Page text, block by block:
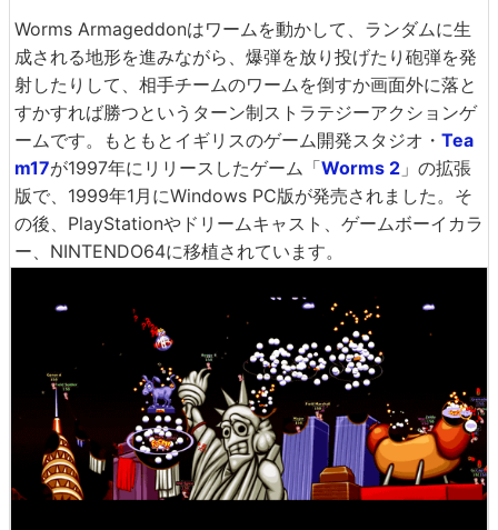
Worms Armageddonはワームを動かして、ランダムに生
成される地形を進みながら、爆弾を放り投げたり砲弾を発
射したりして、相手チームのワームを倒すか画面外に落と
すかすれば勝つというターン制ストラテジーアクションゲ
ームです。もともとイギリスのゲーム開発スタジオ・ Tea
m17が1997年にリリースしたゲーム「Worms 2 」の拡張
版で、1999年1月にWindows PC版が発売されました。そ
の後、PlayStationやドリームキャスト、ゲームボーイカラ
ー、NINTENDO64に移植されています。